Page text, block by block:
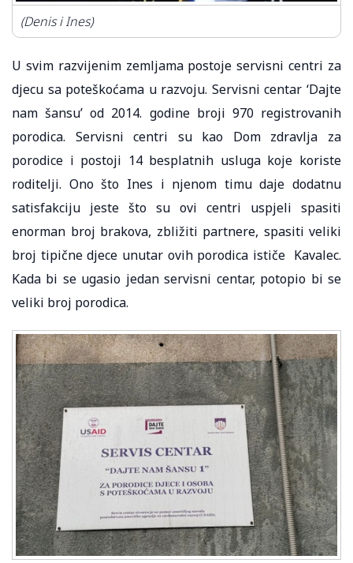
(Denis i Ines)
U svim razvijenim zemljama postoje servisni centri za
djecu sa poteškoćama u razvoju. Servisni centar ‘Dajte
nam šansu’ od 2014. godine broji 970 registrovanih
porodica. Servisni centri su kao Dom zdravlja za
porodice i postoji 14 besplatnih usluga koje koriste
roditelji. Ono što Ines i njenom timu daje dodatnu
satisfakciju jeste što su ovi centri uspjeli spasiti
enorman broj brakova, zbližiti partnere, spasiti veliki
broj tipične djece unutar ovih porodica ističe Kavalec.
Kada bi se ugasio jedan servisni centar, potopio bi se
veliki broj porodica.